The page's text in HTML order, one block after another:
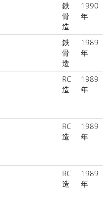
鉄
骨
造
1990
年
鉄
骨
造
1989
年
RC
造
1989
年
RC
造
1989
年
RC
造
1989
年